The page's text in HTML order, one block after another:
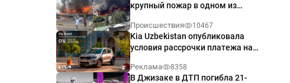
крупный пожар в одном из
Происшествия 10467
Kia Uzbekistan опубликовала
условия рассрочки платежа на
годовых
Реклама 8358
В Джизаке в ДТП погибла 21-